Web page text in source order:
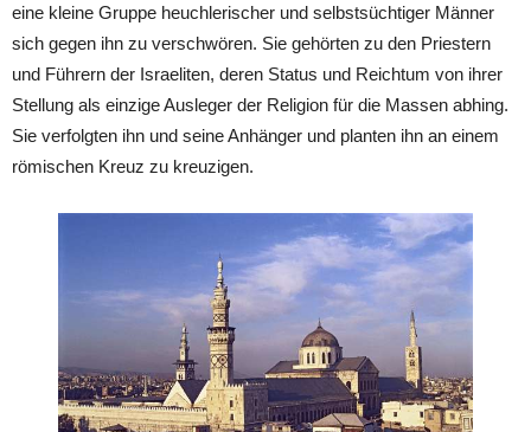
eine kleine Gruppe heuchlerischer und selbstsüchtiger Männer
sich gegen ihn zu verschwören. Sie gehörten zu den Priestern
und Führern der Israeliten, deren Status und Reichtum von ihrer
Stellung als einzige Ausleger der Religion für die Massen abhing.
Sie verfolgten ihn und seine Anhänger und planten ihn an einem
römischen Kreuz zu kreuzigen.